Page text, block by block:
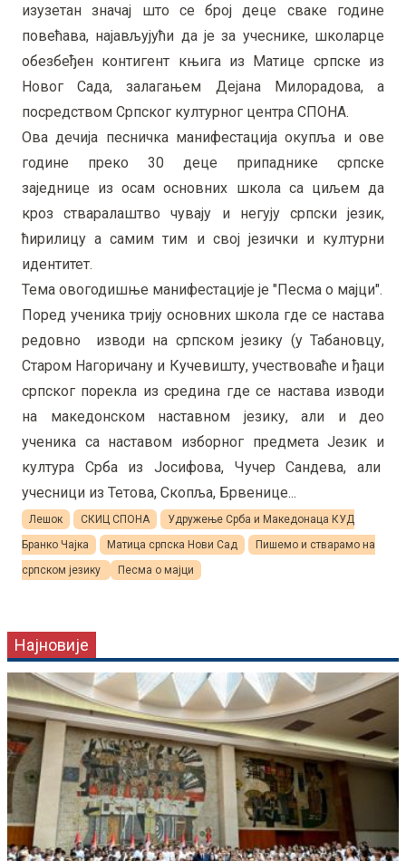
изузетан значај што се број деце сваке године
повећава, најављујући да је за учеснике, школарце
обезбеђен контигент књига из Матице српске из
Новог Сада, залагањем Дејана Милорадова, а
посредством Српског културног центра СПОНА.
Ова дечија песничка манифестација окупља и ове
године преко 30 деце припаднике српске
заједнице из осам основних школа са циљем да
кроз стваралаштво чувају и негују српски језик,
ћирилицу а самим тим и свој језички и културни
идентитет.
Тема овогодишње манифестације је "Песма о мајци".
Поред ученика трију основних школа где се настава
редовно изводи на српском језику (у Табановцу,
Старом Нагоричану и Кучевишту, учествоваће и ђаци
српског порекла из средина где се настава изводи
на македонском наставном језику, али и део
ученика са наставом изборног предмета Језик и
култура Срба из Јосифова, Чучер Сандева, али
учесници из Тетова, Скопља, Брвенице...
Лешок СКИЦ СПОНА
Удружење Срба и Македонаца КУД
Бранко Чајка
Матица српска Нови Сад
Пишемо и стварамо на
српском језику
Песма о мајци
Најновије